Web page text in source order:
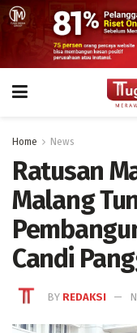
Home News
Ratusan
Malang
Candi
BY REDAKSI